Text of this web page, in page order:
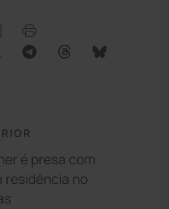
é presa com
residência no